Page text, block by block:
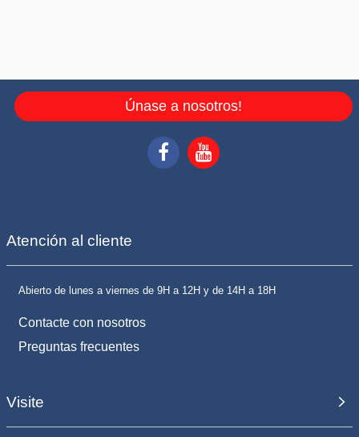
Únase a nosotros!
Atención al cliente
Abierto de lunes a viernes de 9H a 12H y de 14H a 18H
Contacte con nosotros
Preguntas frecuentes
Visite